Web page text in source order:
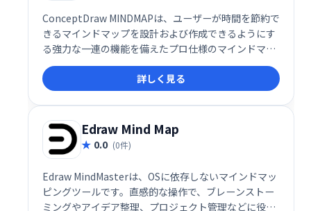
ConceptDraw MINDMAPは、ユーザーが時間を節約で
きるマインドマップを設計および作成できるようにす
る強力な一連の機能を備えたプロ仕様のマインドマッ
ピングソフトウェアです。ConceptDraw MINDMAPを
使用すると、ユーザーは自分の思考プロセスを完全に
表示するマインドマップを作成できます。
詳しく見る
Edraw Mind Map
0.0 (0件)
Edraw MindMasterは、OSに依存しないマインドマッ
ピングツールです。直感的な操作で、ブレーンストー
ミングやアイデア整理、プロジェクト管理などに役立